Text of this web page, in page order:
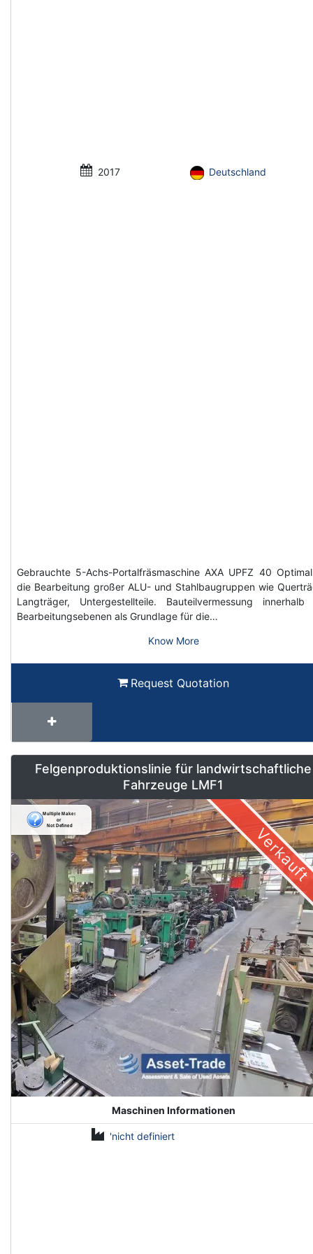
2017 Deutschland
Gebrauchte 5-Achs-Portalfräsmaschine AXA UPFZ 40
die Bearbeitung großer ALU- und Stahlbaugruppen wie
Langträger, Untergestellteile. Bauteilvermessung innerhalb
Bearbeitungsebenen als Grundlage für die…
Know More
Request Quotation
Felgenproduktionslinie für landwirtschaftliche
Fahrzeuge LMF1
Verkauft
Maschinen Informationen
'nicht definiert